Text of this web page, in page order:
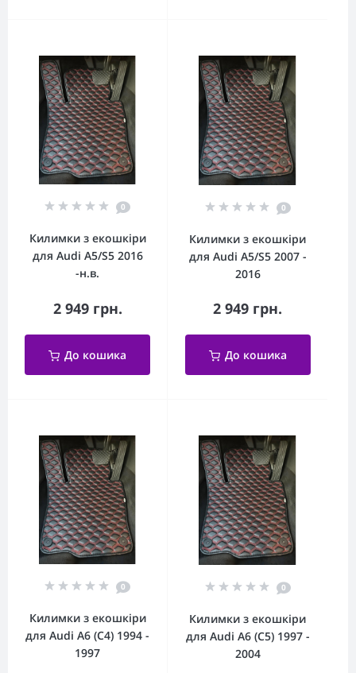
0
Килимки з екошкіри
для Audi A5/S5 2016
-н.в.
2 949 грн.
До кошика
0
Килимки з екошкіри
для Audi A5/S5 2007 -
2016
2 949 грн.
До кошика
0
Килимки з екошкіри
для Audi A6 (C4) 1994 -
1997
0
Килимки з екошкіри
для Audi A6 (С5) 1997 -
2004